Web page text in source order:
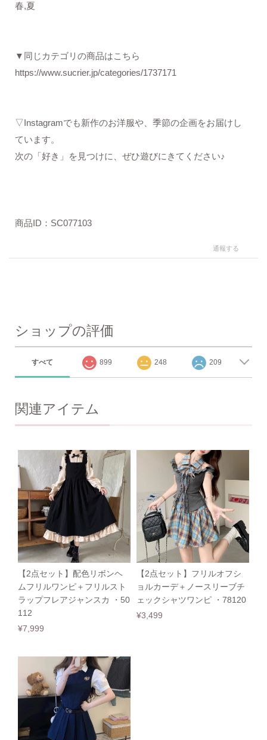
春,夏
▼同じカテゴリの商品はこちら
https://www.sucrier.jp/categories/1737171
▽Instagramでも新作のお洋服や、季節の企画をお届けし
ています。
次の「好き」を見つけに、ぜひ遊びにきてください♪
商品ID：SC077103
通報する
ショップの評価
すべて 899 248 209
関連アイテム
【2点セット】配色リボンヘ
ムフリルワンピ＋フリルスト
ラップフレアジャンスカ ・50
112
¥7,999
【2点セット】フリルオフシ
ョルカーデ＋ノースリーブチ
ェックシャツワンピ ・78120
¥3,499